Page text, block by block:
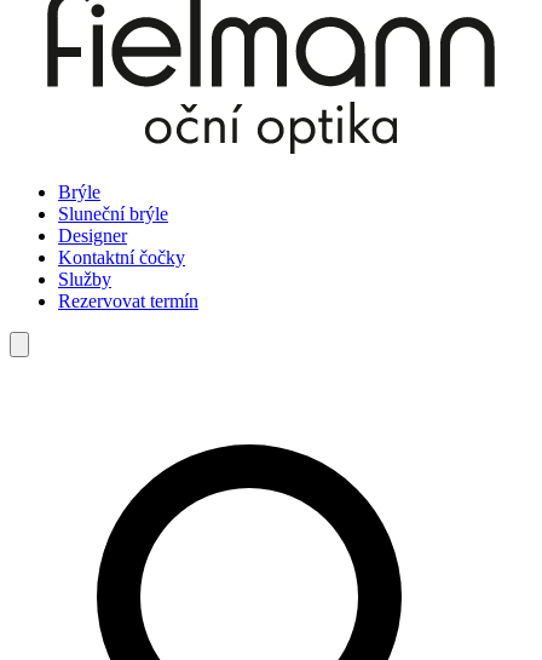
Brýle
Sluneční brýle
Designer
Kontaktní čočky
Služby
Rezervovat termín